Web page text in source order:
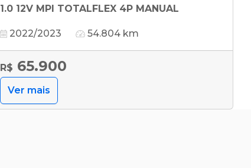
1.0 12V MPI TOTALFLEX 4P MANUAL
2022/2023 54.804 km
R$ 65.900
Ver mais